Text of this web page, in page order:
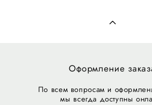
Оформление
По всем вопросам и
мы всегда доступны